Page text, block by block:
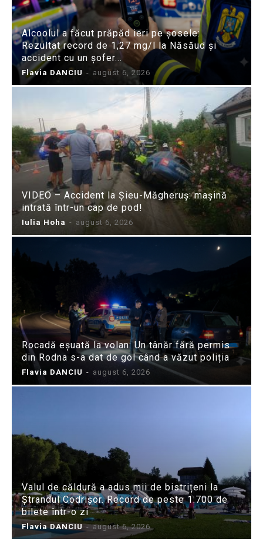
Alcoolul a făcut prăpăd ieri pe șosele:
Rezultat record de 1,27 mg/l la Năsăud și
accident cu un șofer...
Flavia DANCIU - august 6, 2026
VIDEO – Accident la Șieu-Măgheruș: mașină
intrată într-un cap de pod!
Iulia Hoha - august 6, 2026
Rocadă eșuată la volan: Un tânăr fără permis
din Rodna s-a dat de gol când a văzut poliția
Flavia DANCIU - august 6, 2026
Valul de căldură a adus mii de bistrițeni la
Ștrandul Codrișor. Record de peste 1.700 de
bilete într-o zi
Flavia DANCIU - august 6, 2026